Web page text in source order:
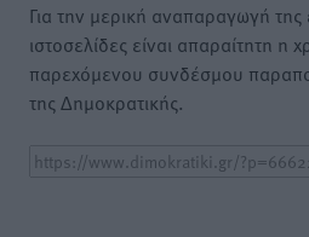
Για την μερική αναπαραγωγή
ιστοσελίδες είναι απαραίτητη
παρεχόμενου συνδέσμου
της Δημοκρατικής.